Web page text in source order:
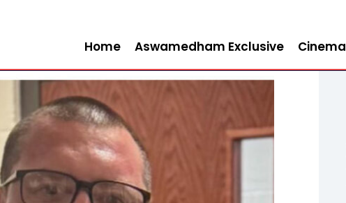
Home Aswamedham Exclusive Cinema